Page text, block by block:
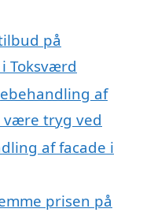
på
Toksværd
af
være tryg ved
af facade i
prisen på